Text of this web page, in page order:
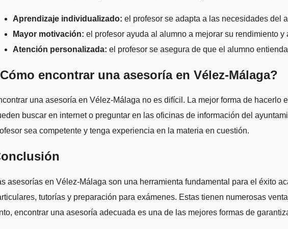
Aprendizaje individualizado: el profesor se adapta a las necesidades del
Mayor motivación: el profesor ayuda al alumno a mejorar su rendimiento
Atención personalizada: el profesor se asegura de que el alumno
encontrar una asesoría en Vélez-Málaga?
una asesoría en Vélez-Málaga no es difícil. La mejor forma de
buscar en internet o preguntar en las oficinas de información del
sea competente y tenga experiencia en la materia en cuestión.
asesorías en Vélez-Málaga son una herramienta fundamental para el éxito
tutorías y preparación para exámenes. Estas tienen numerosas
encontrar una asesoría adecuada es una de las mejores formas de